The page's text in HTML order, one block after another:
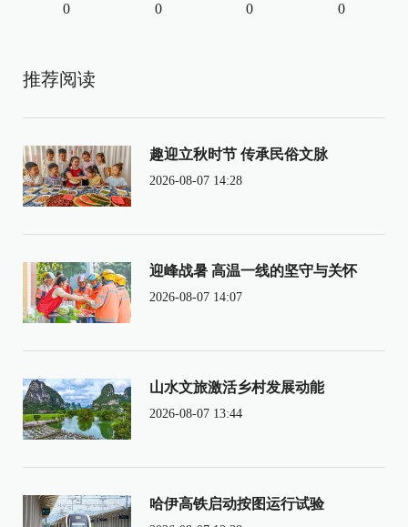
0 0 0 0
推荐阅读
趣迎立秋时节 传承民俗文脉
2026-08-07 14:28
迎峰战暑 高温一线的坚守与关怀
2026-08-07 14:07
山水文旅激活乡村发展动能
2026-08-07 13:44
哈伊高铁启动按图运行试验